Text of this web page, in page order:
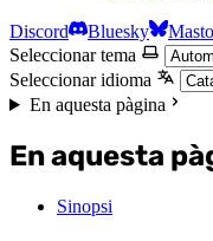
Discord Bluesky
Seleccionar tema
Seleccionar idioma
En aquesta pàgina
En aquesta
Sinopsi